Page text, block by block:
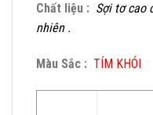
Chất liệu : Sợi tơ cao
nhiên .
Màu Sắc : TÍM KHÓI